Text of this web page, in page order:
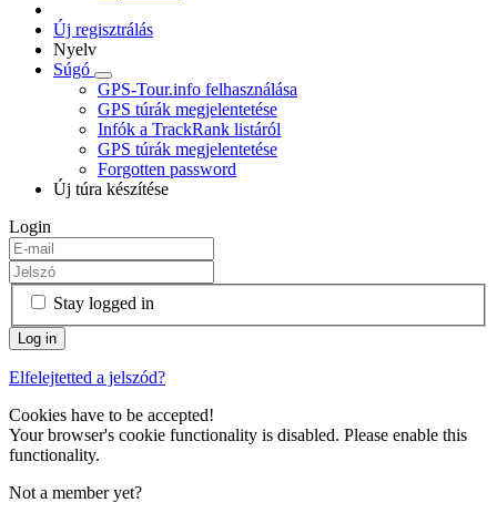
Új regisztrálás
Nyelv
Súgó
GPS-Tour.info felhasználása
GPS túrák megjelentetése
Infók a TrackRank listáról
GPS túrák megjelentetése
Forgotten password
Új túra készítése
Login
Stay logged in
Elfelejtetted a jelszód?
Cookies have to be accepted!
Your browser's cookie functionality is disabled. Please enable this
functionality.
Not a member yet?